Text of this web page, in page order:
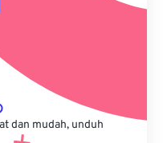
dan mudah, unduh